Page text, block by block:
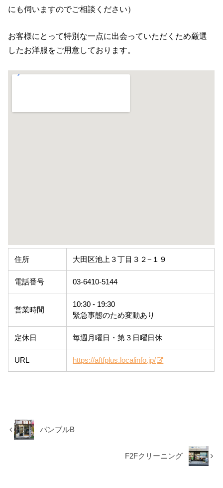
にも伺いますのでご相談ください）
お客様にとって特別な一点に出会っていただくため厳選
したお洋服をご用意しております。
住所 大田区池上３丁目３２−１９
電話番号 03-6410-5144
営業時間
10:30 - 19:30
緊急事態のため変動あり
定休日 毎週月曜日・第３日曜日休
URL https://aftfplus.localinfo.jp/
バンブルB
F2Fクリーニング